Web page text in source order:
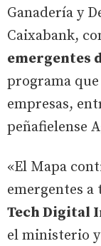
Ganadería y
Caixabank,
emergentes
programa que
empresas,
peñafielense
«El Mapa
emergentes
Tech Digital
el ministerio